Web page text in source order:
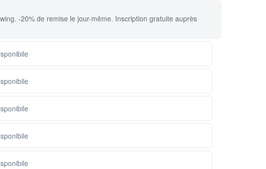
-20% de remise le jour-même. Inscription gratuite auprès